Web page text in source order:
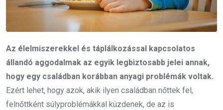
Az élelmiszerekkel és táplálkozással kapcsolatos
állandó aggodalmak az egyik legbiztosabb jelei annak,
hogy egy családban korábban anyagi problémák voltak.
Ezért lehet, hogy azok, akik ilyen családban nőttek fel,
felnőttként súlyproblémákkal küzdenek, de az is